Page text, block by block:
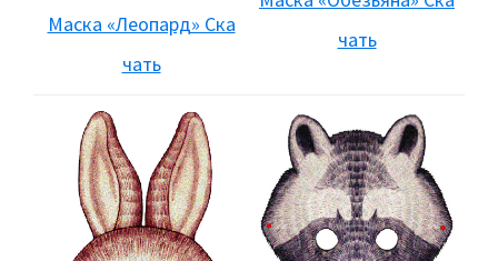
Маска «Леопард» Ска
чать
чать